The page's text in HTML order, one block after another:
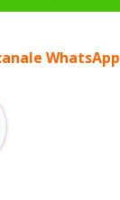
WhatsApp